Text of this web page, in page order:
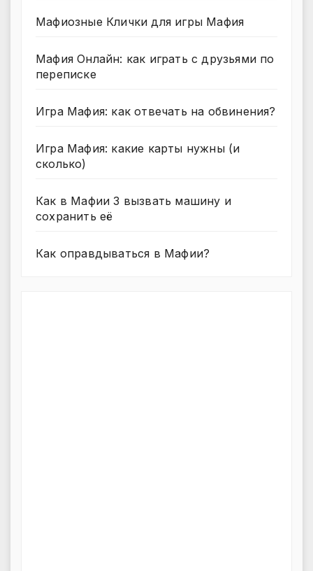
Мафиозные Клички для игры Мафия
Мафия Онлайн: как играть с друзьями по
переписке
Игра Мафия: как отвечать на обвинения?
Игра Мафия: какие карты нужны (и
сколько)
Как в Мафии 3 вызвать машину и
сохранить её
Как оправдываться в Мафии?